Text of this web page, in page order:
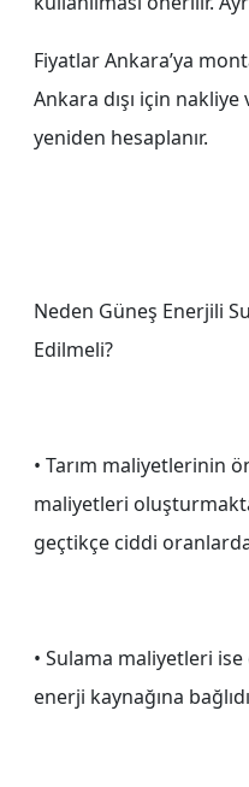
Fiyatlar Ankara’ya
Ankara dışı için
yeniden hesaplanır.
Neden Güneş Enerjili
Edilmeli?
• Tarım maliyetlerinin
maliyetleri
geçtikçe ciddi
• Sulama maliyetleri
enerji kaynağına